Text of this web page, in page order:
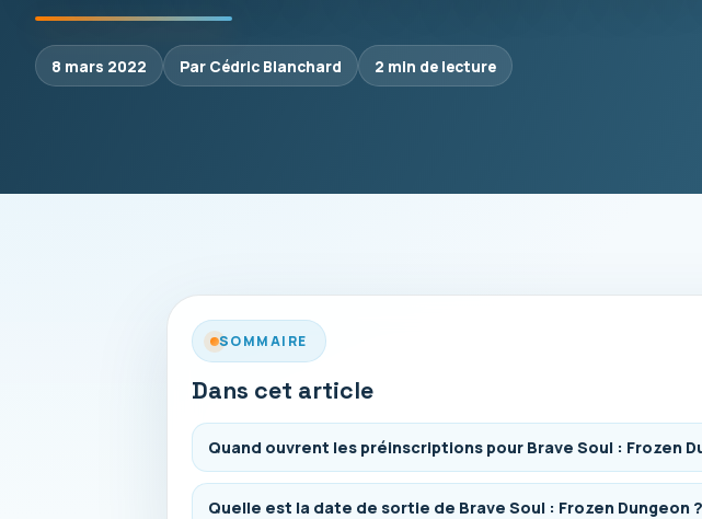
8 mars 2022 Par Cédric Blanchard 2 min de lecture
SOMMAIRE
Dans cet article
Quand ouvrent les préinscriptions pour Brave Soul : Frozen
Quelle est la date de sortie de Brave Soul : Frozen Dungeon ?